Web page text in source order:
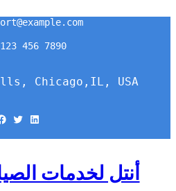
456 7890
Chicago,IL, USA
Twitter LinkedIn
أنتل لخدمات